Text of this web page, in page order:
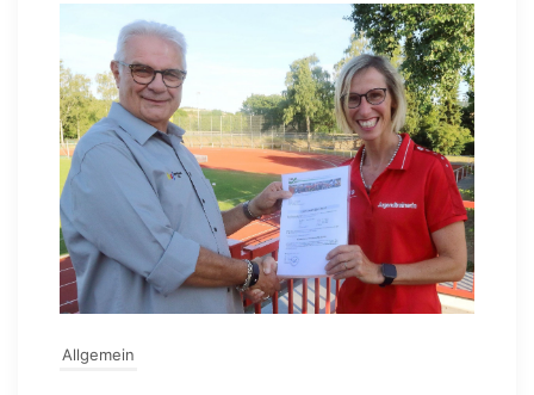
Allgemein